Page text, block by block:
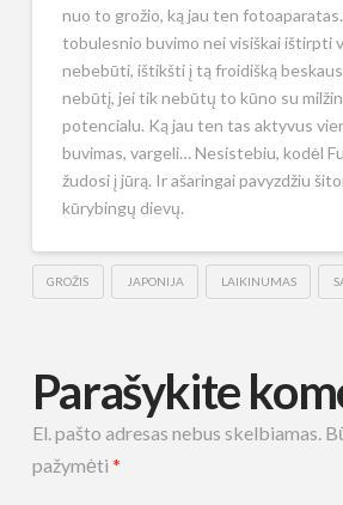
nuo to grožio, ką jau ten
tobulesnio buvimo nei visiškai ištirpti
nebebūti, ištikšti į tą froidišką
nebūtį, jei tik nebūtų to kūno su
potencialu. Ką jau ten tas aktyvus
buvimas, vargeli… Nesistebiu, kodėl
žudosi į jūrą. Ir ašaringai pavyzdžiu
kūrybingų dievų.
GROŽIS JAPONIJA LAIKINUMAS
Parašykite
El. pašto adresas nebus skelbiamas.
pažymėti *